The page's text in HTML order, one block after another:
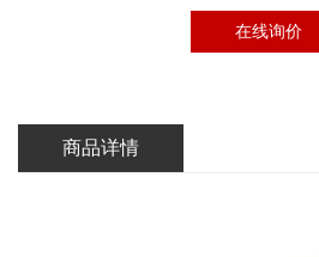
在线询价
商品详情